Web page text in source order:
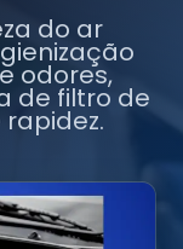
do ar
odores,
de filtro de